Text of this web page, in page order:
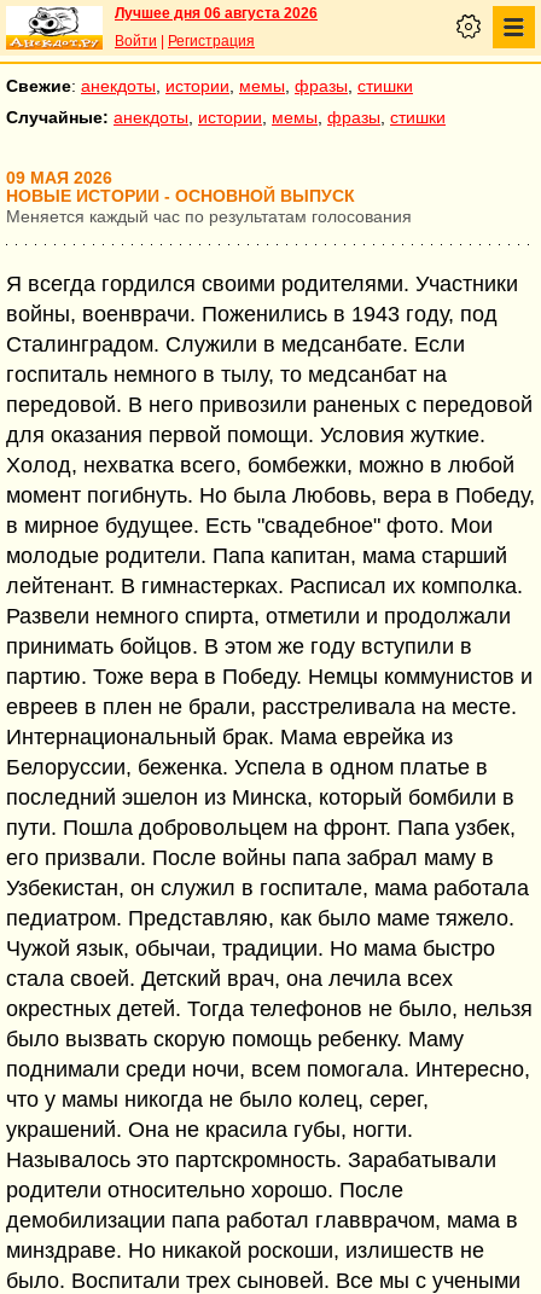
Лучшее дня 06 августа 2026
Войти
Регистрация
Свежие: анекдоты истории мемы фразы стишки
Случайные: анекдоты истории мемы фразы стишки
09 МАЯ 2026
НОВЫЕ ИСТОРИИ - ОСНОВНОЙ ВЫПУСК
Меняется каждый час по результатам голосования
Я всегда гордился своими родителями. Участники
войны, военврачи. Поженились в 1943 году, под
Сталинградом. Служили в медсанбате. Если
госпиталь немного в тылу, то медсанбат на
передовой. В него привозили раненых с передовой
для оказания первой помощи. Условия жуткие.
Холод, нехватка всего, бомбежки, можно в любой
момент погибнуть. Но была Любовь, вера в Победу,
в мирное будущее. Есть "свадебное" фото. Мои
молодые родители. Папа капитан, мама старший
лейтенант. В гимнастерках. Расписал их комполка.
Развели немного спирта, отметили и продолжали
принимать бойцов. В этом же году вступили в
партию. Тоже вера в Победу. Немцы коммунистов и
евреев в плен не брали, расстреливала на месте.
Интернациональный брак. Мама еврейка из
Белоруссии, беженка. Успела в одном платье в
последний эшелон из Минска, который бомбили в
пути. Пошла добровольцем на фронт. Папа узбек,
его призвали. После войны папа забрал маму в
Узбекистан, он служил в госпитале, мама работала
педиатром. Представляю, как было маме тяжело.
Чужой язык, обычаи, традиции. Но мама быстро
стала своей. Детский врач, она лечила всех
окрестных детей. Тогда телефонов не было, нельзя
было вызвать скорую помощь ребенку. Маму
поднимали среди ночи, всем помогала. Интересно,
что у мамы никогда не было колец, серег,
украшений. Она не красила губы, ногти.
Называлось это партскромность. Зарабатывали
родители относительно хорошо. После
демобилизации папа работал главврачом, мама в
минздраве. Но никакой роскоши, излишеств не
было. Воспитали трех сыновей. Все мы с учеными